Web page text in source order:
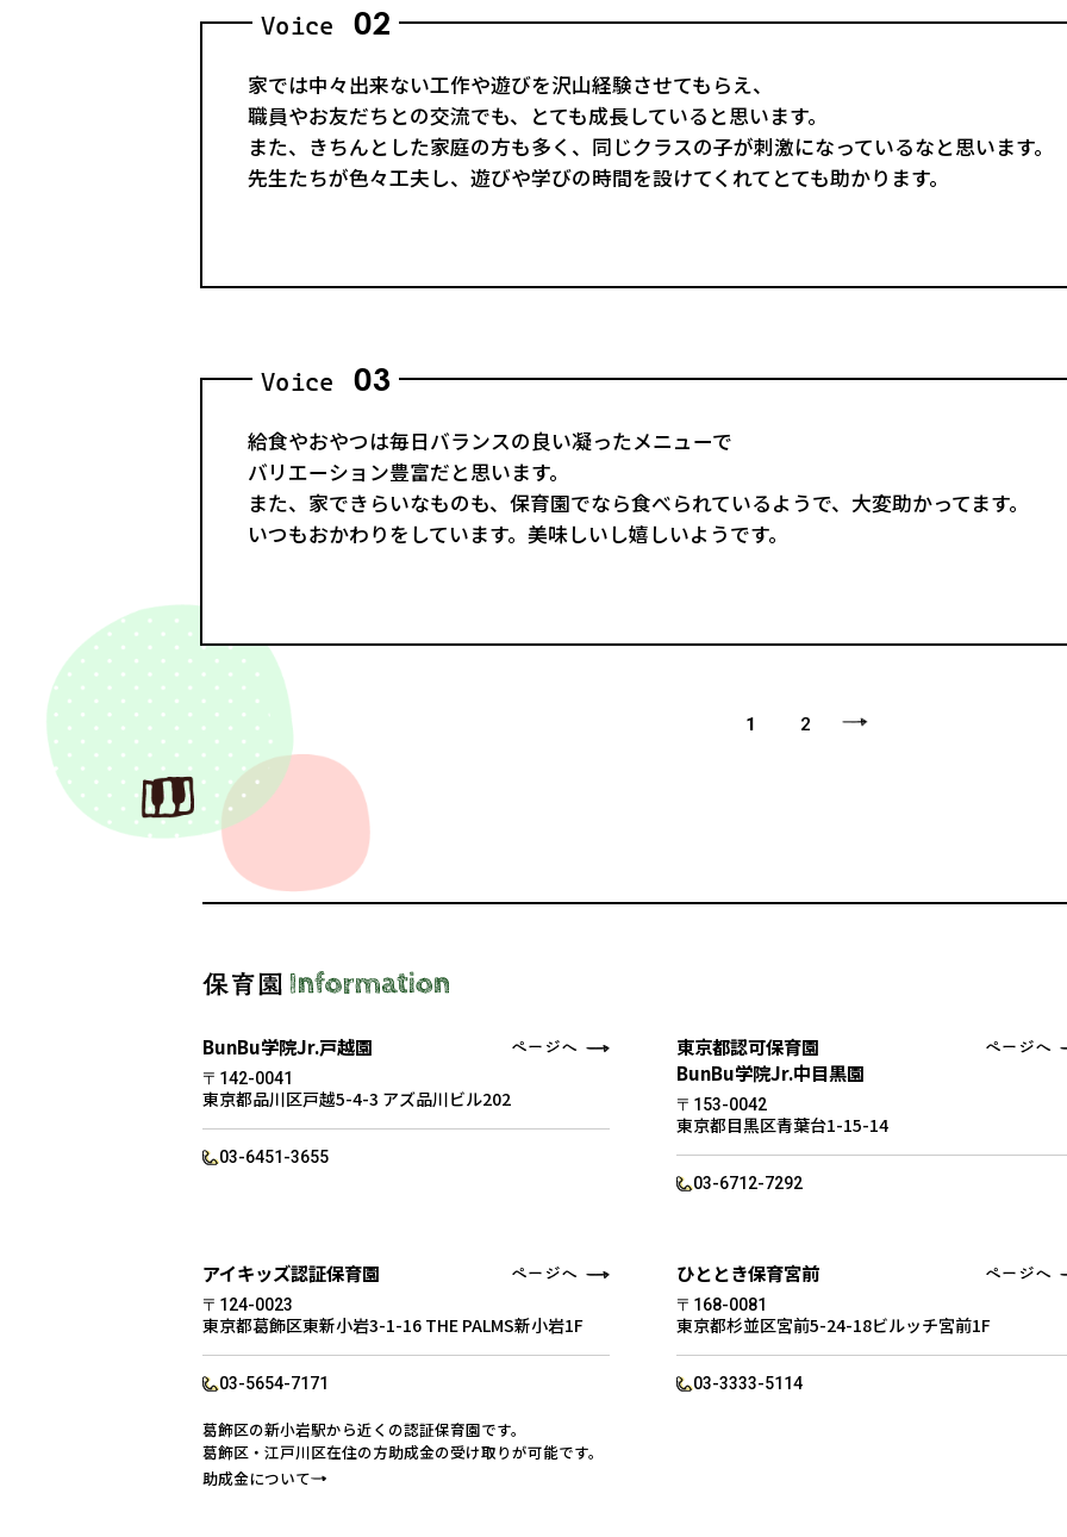
Voice 02
家では中々出来ない工作や遊びを沢山経験させてもらえ、
職員やお友だちとの交流でも、とても成長していると思います。
また、きちんとした家庭の方も多く、同じクラスの子が刺激になっているなと思います。
先生たちが色々工夫し、遊びや学びの時間を設けてくれてとても助かります。
Voice 03
給食やおやつは毎日バランスの良い凝ったメニューで
バリエーション豊富だと思います。
また、家できらいなものも、保育園でなら食べられているようで、大変助かってます。
いつもおかわりをしています。美味しいし嬉しいようです。
1 2
BunBu学院Jr.戸越園
〒142-0041
東京都品川区戸越5-4-3 アズ品川ビル202
03-6451-3655
東京都認可保育園
BunBu学院Jr.中目黒園
〒153-0042
東京都目黒区青葉台1-15-14
03-6712-7292
アイキッズ認証保育園
〒124-0023
東京都葛飾区東新小岩3-1-16 THE PALMS新小岩1F
03-5654-7171
葛飾区の新小岩駅から近くの認証保育園です。
葛飾区・江戸川区在住の方助成金の受け取りが可能です。
助成金について
ひととき保育宮前
〒168-0081
東京都杉並区宮前5-24-18ビルッチ宮前1F
03-3333-5114